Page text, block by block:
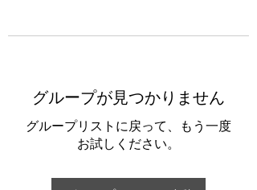
グループが見つかりません
グループリストに戻って、もう一度
お試しください。